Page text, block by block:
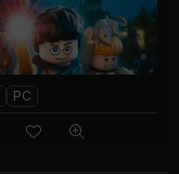
PC